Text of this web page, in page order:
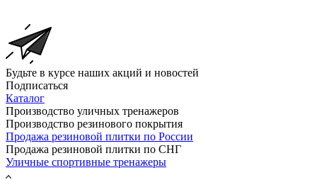
Будьте в курсе наших акций и новостей
Подписаться
Каталог
Производство уличных тренажеров
Производство резинового покрытия
Продажа резиновой плитки по России
Продажа резиновой плитки по СНГ
Уличные спортивные тренажеры